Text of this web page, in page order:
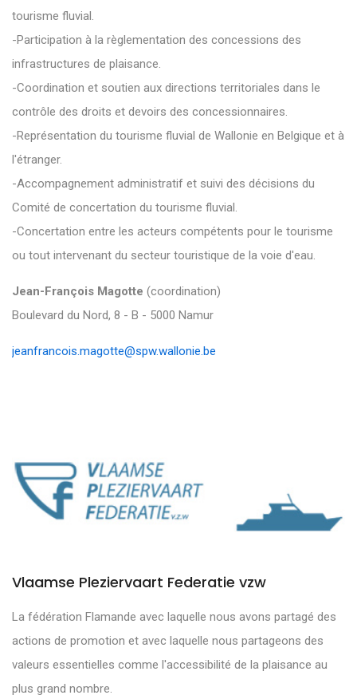
tourisme fluvial.
-Participation à la règlementation des concessions des
infrastructures de plaisance.
-Coordination et soutien aux directions territoriales dans le
contrôle des droits et devoirs des concessionnaires.
-Représentation du tourisme fluvial de Wallonie en Belgique et à
l'étranger.
-Accompagnement administratif et suivi des décisions du
Comité de concertation du tourisme fluvial.
-Concertation entre les acteurs compétents pour le tourisme
ou tout intervenant du secteur touristique de la voie d'eau.
Jean-François Magotte (coordination)
Boulevard du Nord, 8 - B - 5000 Namur
jeanfrancois.magotte@spw.wallonie.be
Vlaamse Pleziervaart Federatie vzw
La fédération Flamande avec laquelle nous avons partagé des
actions de promotion et avec laquelle nous partageons des
valeurs essentielles comme l'accessibilité de la plaisance au
plus grand nombre.